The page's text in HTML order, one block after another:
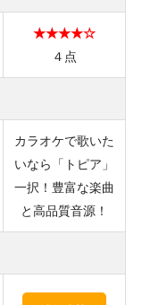
★★★★☆
４点
カラオケで歌いた
いなら「トピア」
一択！豊富な楽曲
と高品質音源！